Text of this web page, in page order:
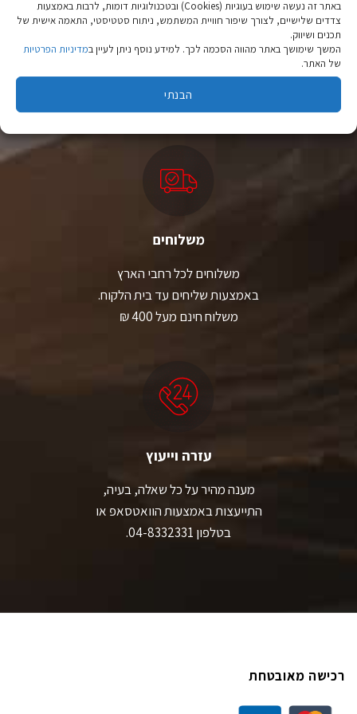
באתר זה נעשה שימוש בעוגיות (Cookies) ובטכנולוגיות דומות, לרבות באמצעות
צדדים שלישיים, לצורך שיפור חוויית המשתמש, ניתוח סטטיסטי, התאמה אישית של
תכנים ושיווק.
המשך שימושך באתר מהווה הסכמה לכך. למידע נוסף ניתן לעיין במדיניות הפרטיות
של האתר.
הבנתי
ציוד טיולים
יבוא ישיר לצד מותגים מובילים במחירים ללא תחרות.
משלוחים
משלוחים לכל רחבי הארץ
באמצעות שליחים עד בית הלקוח.
משלוח חינם מעל 400 ₪
עזרה וייעוץ
מענה מהיר על כל שאלה, בעיה,
התייעצות באמצעות הוואטסאפ או
בטלפון 04-8332331.
רכישה מאובטחת